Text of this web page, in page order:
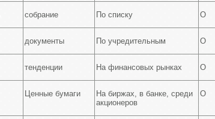
собрание По списку О
документы По учредительным О
тенденции На финансовых рынках О
Ценные бумаги
На биржах, в банке, среди
акционеров
О